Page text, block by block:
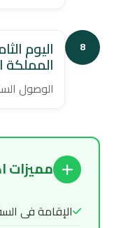
8 اليوم
المملكة
الوصول الساعة
مميزات
الإقامة فى